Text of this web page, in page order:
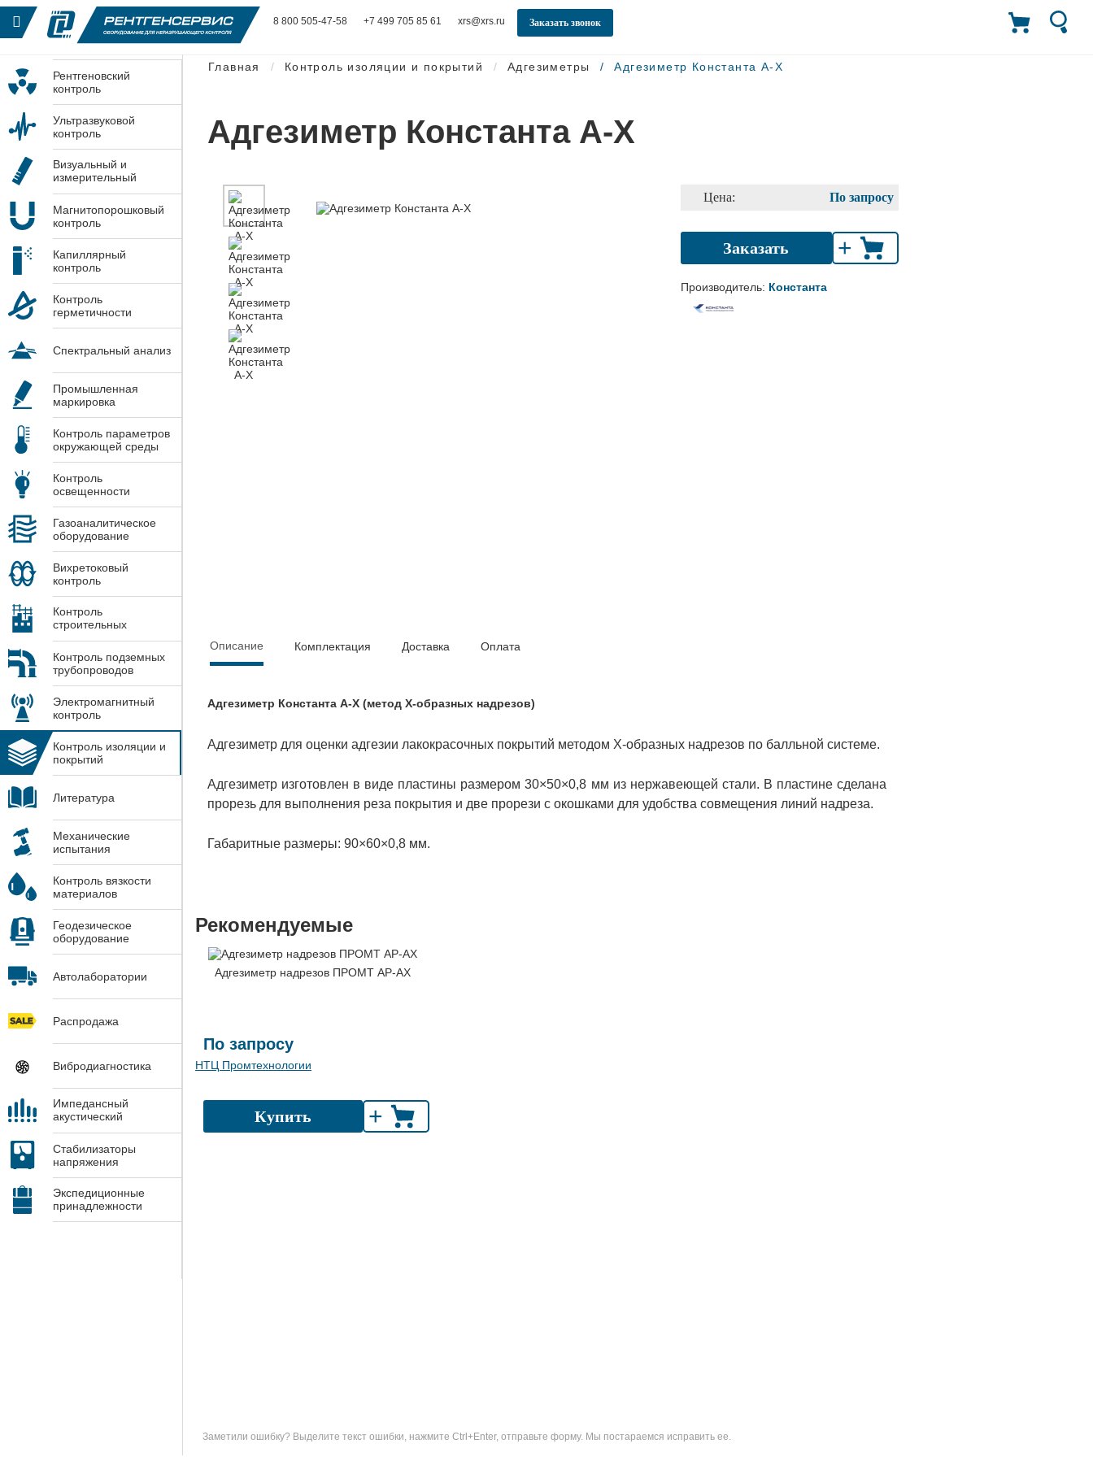
8 800 505-47-58 +7 499 705 85 61 xrs@xrs.ru Заказать звонок
Рентгеновский
контроль
Ультразвуковой
контроль
Визуальный и
измерительный
Магнитопорошковый
контроль
Капиллярный
контроль
Контроль
герметичности
Спектральный анализ
Промышленная
маркировка
Контроль параметров
окружающей среды
Контроль
освещенности
Газоаналитическое
оборудование
Вихретоковый
контроль
Контроль
строительных
Контроль подземных
трубопроводов
Электромагнитный
контроль
Контроль изоляции и
покрытий
Литература
Механические
испытания
Контроль вязкости
материалов
Геодезическое
оборудование
Автолаборатории
Распродажа
Вибродиагностика
Импедансный
акустический
Стабилизаторы
напряжения
Экспедиционные
принадлежности
Главная Контроль изоляции и покрытий Адгезиметры Адгезиметр Константа А-Х
Адгезиметр Константа А-Х
По запросу
Цена:
Заказать +
Производитель: Константа
Описание Комплектация Доставка Оплата
Адгезиметр Константа А-Х (метод Х-образных надрезов)
Адгезиметр для оценки адгезии лакокрасочных покрытий методом X-образных надрезов по балльной системе.
Адгезиметр изготовлен в виде пластины размером 30×50×0,8 мм из нержавеющей стали. В пластине сделана
прорезь для выполнения реза покрытия и две прорези с окошками для удобства совмещения линий надреза.
Габаритные размеры: 90×60×0,8 мм.
Рекомендуемые
Адгезиметр надрезов ПРОМТ АР-АХ
По запросу
НТЦ Промтехнологии
Купить +
Заметили ошибку? Выделите текст ошибки, нажмите Ctrl+Enter, отправьте форму. Мы постараемся исправить ее.